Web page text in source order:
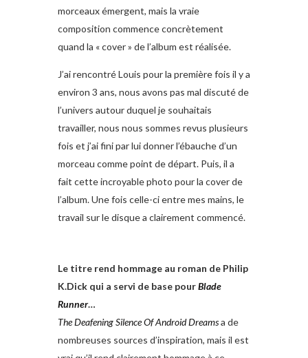
morceaux émergent, mais la vraie
composition commence concrètement
quand la « cover » de l’album est réalisée.
J’ai rencontré Louis pour la première fois il y a
environ 3 ans, nous avons pas mal discuté de
l’univers autour duquel je souhaitais
travailler, nous nous sommes revus plusieurs
fois et j’ai fini par lui donner l’ébauche d’un
morceau comme point de départ. Puis, il a
fait cette incroyable photo pour la cover de
l’album. Une fois celle-ci entre mes mains, le
travail sur le disque a clairement commencé.
Le titre rend hommage au roman de Philip
K.Dick qui a servi de base pourBlade
Runner…
The Deafening Silence Of Android Dreamsa de
nombreuses sources d’inspiration, mais il est